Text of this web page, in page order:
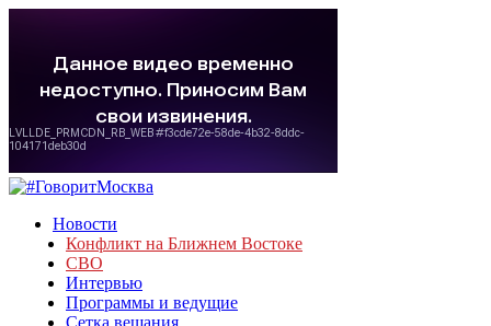
Новости
Конфликт на Ближнем Востоке
СВО
Интервью
Программы и ведущие
Сетка вещания